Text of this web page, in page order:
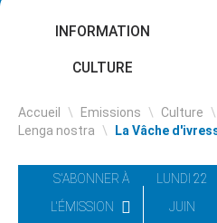
INFORMATION
CULTURE
Accueil \ Emissions \ Culture \
Lenga nostra \ La Vâche
S'ABONNER À
L'ÉMISSION
LUNDI 22
JUIN